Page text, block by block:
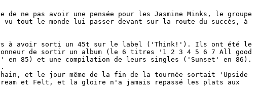
de ne pas avoir une pensée pour les Jasmine Minks, le groupe
tout le monde lui passer devant sur la route du succès, à
à avoir sorti un 45t sur le label ('Think!'). Ils ont été le
de sortir un album (le 6 titres '1 2 3 4 5 6 7 All good
en 85) et une compilation de leurs singles ('Sunset' en 86).
et le jour même de la fin de la tournée sortait 'Upside
et Felt, et la gloire n'a jamais repassé les plats aux